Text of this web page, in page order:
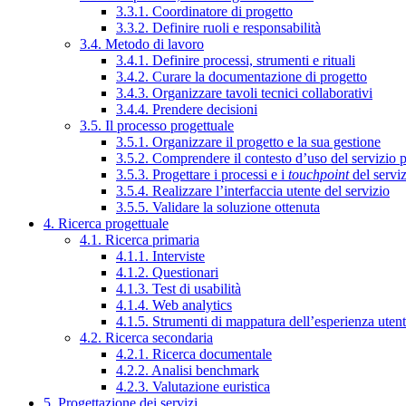
3.3.1. Coordinatore di progetto
3.3.2. Definire ruoli e responsabilità
3.4. Metodo di lavoro
3.4.1. Definire processi, strumenti e rituali
3.4.2. Curare la documentazione di progetto
3.4.3. Organizzare tavoli tecnici collaborativi
3.4.4. Prendere decisioni
3.5. Il processo progettuale
3.5.1. Organizzare il progetto e la sua gestione
3.5.2. Comprendere il contesto d’uso del servizio
3.5.3. Progettare i processi e i touchpointdel
3.5.4. Realizzare l’interfaccia utente del servizio
3.5.5. Validare la soluzione ottenuta
4. Ricerca progettuale
4.1. Ricerca primaria
4.1.1. Interviste
4.1.2. Questionari
4.1.3. Test di usabilità
4.1.4. Web analytics
4.1.5. Strumenti di mappatura dell’esperienza
4.2. Ricerca secondaria
4.2.1. Ricerca documentale
4.2.2. Analisi benchmark
4.2.3. Valutazione euristica
5. Progettazione dei servizi